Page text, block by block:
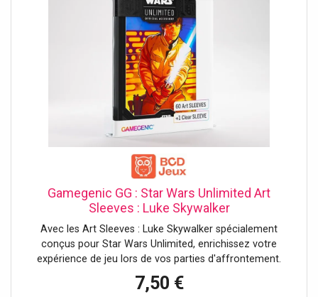
Gamegenic GG : Star Wars Unlimited Art
Sleeves : Luke Skywalker
Avec les Art Sleeves : Luke Skywalker spécialement
conçus pour Star Wars Unlimited, enrichissez votre
expérience de jeu lors de vos parties d'affrontement.
7,50 €